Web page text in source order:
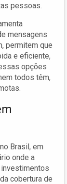
pessoas.
mensagens
permitem que
e eficiente,
opções
todos têm,
Brasil, em
onde a
cobertura de